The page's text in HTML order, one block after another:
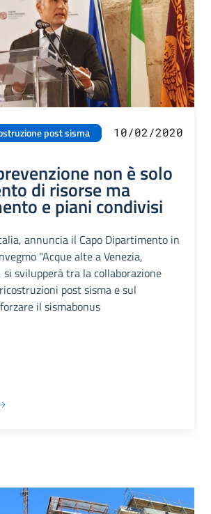
post sisma 10/02/2020
non è solo
di risorse ma
e piani condivisi
annuncia il Capo Dipartimento in
"Acque alte a Venezia,
si svilupperà tra la collaborazione
post sisma e sul
il sismabonus